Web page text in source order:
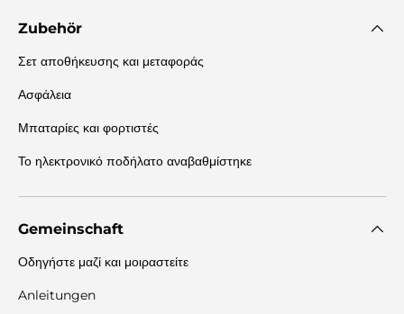
Zubehör
Σετ αποθήκευσης και μεταφοράς
Ασφάλεια
Μπαταρίες και φορτιστές
Το ηλεκτρονικό ποδήλατο αναβαθμίστηκε
Gemeinschaft
Οδηγήστε μαζί και μοιραστείτε
Anleitungen